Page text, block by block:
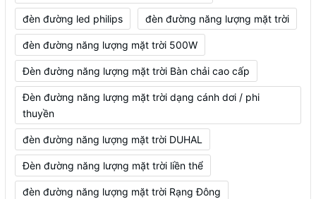
đèn đường led philips đèn đường năng lượng mặt trời
đèn đường năng lượng mặt trời 500W
Đèn đường năng lượng mặt trời Bàn chải cao cấp
Đèn đường năng lượng mặt trời dạng cánh dơi / phi
thuyền
đèn đường năng lượng mặt trời DUHAL
Đèn đường năng lượng mặt trời liền thể
đèn đường năng lượng mặt trời Rạng Đông